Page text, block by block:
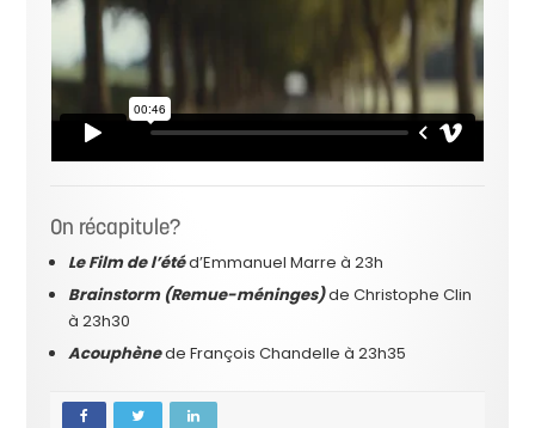
On récapitule?
Le Film de l’étéd’Emmanuel Marre à 23h
Brainstorm (Remue-méninges)de Christophe Clin
à 23h30
Acouphènede François Chandelle à 23h35